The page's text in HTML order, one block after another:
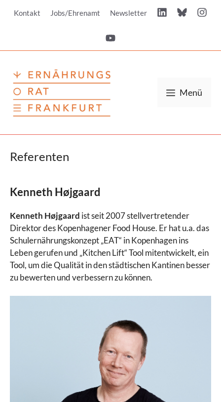
InhaltKontakt Jobs/Ehrenamt Newsletter
Menü
Referenten
Kenneth Højgaard
Kenneth Højgaard ist seit 2007 stellvertretender
Direktor des Kopenhagener Food House. Er hat u.a. das
Schulernährungskonzept „EAT“ in Kopenhagen ins
Leben gerufen und „Kitchen Lift“ Tool mitentwickelt, ein
Tool, um die Qualität in den städtischen Kantinen besser
zu bewerten und verbessern zu können.